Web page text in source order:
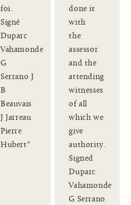
foi.
Signé
Duparc
Vahamonde
G
Serrano J
B
Beauvais
J Jarreau
Pierre
Hubert"
done it
with
the
assessor
and the
attending
witnesses
of all
which we
give
authority.
Signed
Duparc
Vahamonde
G Serrano